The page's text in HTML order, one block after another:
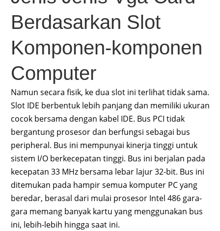
Berdasarkan Slot
Komponen-komponen
Computer
Namun secara fisik, ke dua slot ini terlihat tidak sama.
Slot IDE berbentuk lebih panjang dan memiliki ukuran
cocok bersama dengan kabel IDE. Bus PCI tidak
bergantung prosesor dan berfungsi sebagai bus
peripheral. Bus ini mempunyai kinerja tinggi untuk
sistem I/O berkecepatan tinggi. Bus ini berjalan pada
kecepatan 33 MHz bersama lebar lajur 32-bit. Bus ini
ditemukan pada hampir semua komputer PC yang
beredar, berasal dari mulai prosesor Intel 486 gara-
gara memang banyak kartu yang menggunakan bus
ini, lebih-lebih hingga saat ini.